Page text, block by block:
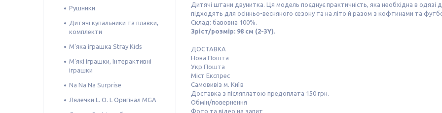
Дитячі штани двунитка. Ця модель поєднує практичність, яка необхідна в
підходять для осінньо-весняного сезону та на літо й разом з кофтинами та
Склад: бавовна 100%.
Зріст/розмір: 98 см (2-3Y).
ДОСТАВКА
Нова Пошта
Укр Пошта
Міст Експрес
Самовивіз м. Київ
Доставка з післяплатою предоплата 150 грн.
Обмін/повернення
Фото та відео на запит
Рушники
Дитячі купальники та плавки,
комплекти
М'яка іграшка Stray Kids
М'які іграшки, Інтерактивні
іграшки
Na Na Na Surprise
Лялечки L. O. L Оригінал MGA